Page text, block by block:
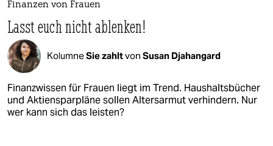
Finanzen von Frauen
Lasst euch nicht ablenken!
KolumneSie zahltvon Susan Djahangard
Finanzwissen für Frauen liegt im Trend. Haushaltsbücher
und Aktiensparpläne sollen Altersarmut verhindern. Nur
wer kann sich das leisten?